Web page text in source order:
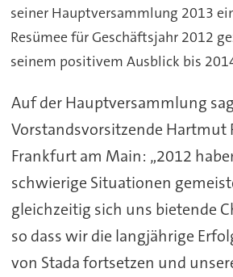
seiner Hauptversammlung 2013
Resümee für Geschäftsjahr 2012
seinem positivem Ausblick bis
Auf der Hauptversammlung
Vorstandsvorsitzende Hartmut
Frankfurt am Main: „2012
schwierige Situationen
gleichzeitig sich uns bietende
so dass wir die langjährige
von Stada fortsetzen und